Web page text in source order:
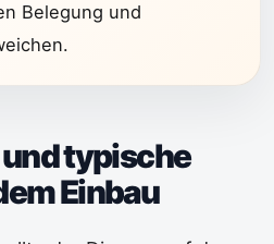
Belegung und
typische
Einbau